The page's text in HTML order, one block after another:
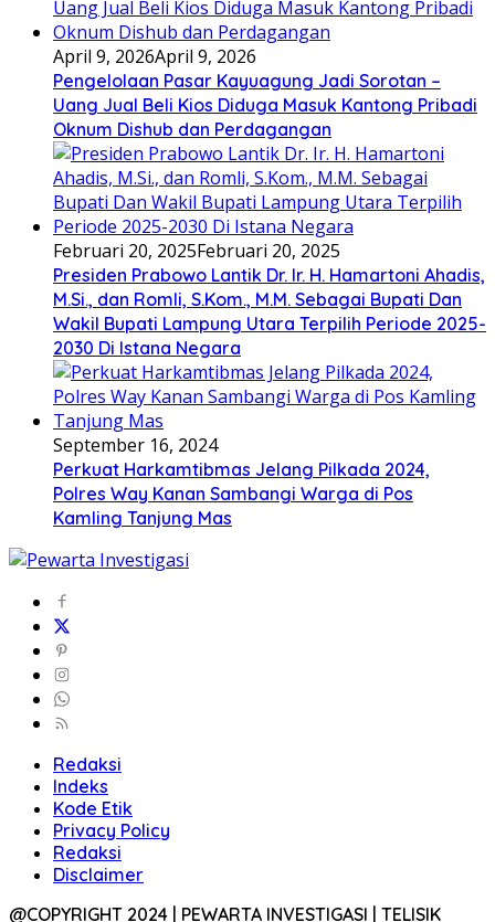
April 9, 2026April 9, 2026
Pengelolaan Pasar Kayuagung Jadi Sorotan –
Uang Jual Beli Kios Diduga Masuk Kantong Pribadi
Oknum Dishub dan Perdagangan
Februari 20, 2025Februari 20, 2025
Presiden Prabowo Lantik Dr. Ir. H. Hamartoni Ahadis,
M.Si., dan Romli, S.Kom., M.M. Sebagai Bupati Dan
Wakil Bupati Lampung Utara Terpilih Periode 2025-
2030 Di Istana Negara
September 16, 2024
Perkuat Harkamtibmas Jelang Pilkada 2024,
Polres Way Kanan Sambangi Warga di Pos
Kamling Tanjung Mas
Redaksi
Indeks
Kode Etik
Privacy Policy
Redaksi
Disclaimer
@COPYRIGHT 2024 | PEWARTA INVESTIGASI | TELISIK